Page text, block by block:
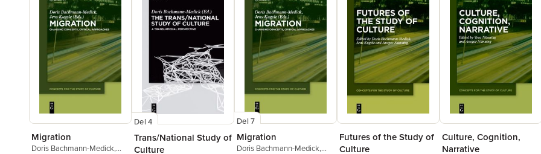
Migration
Doris Bachmann-Medick,
Del 4
Trans/National Study of
Culture
Del 7
Migration
Doris Bachmann-Medick,
Futures of the Study of
Culture
Culture, Cognition,
Narrative